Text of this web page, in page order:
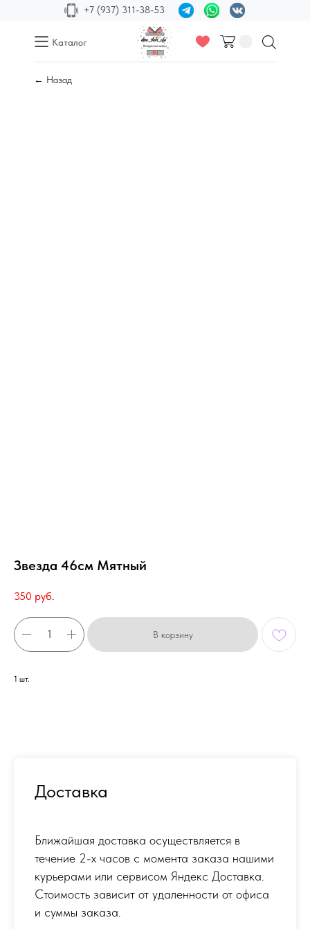
+7 (937) 311-38-53
Каталог
← Назад
Звезда 46см Мятный
350 руб.
В корзину
1 шт.
Доставка
Ближайшая доставка осуществляется в
течение 2-х часов с момента заказа нашими
курьерами или сервисом Яндекс Доставка.
Стоимость зависит от удаленности от офиса
и суммы заказа.